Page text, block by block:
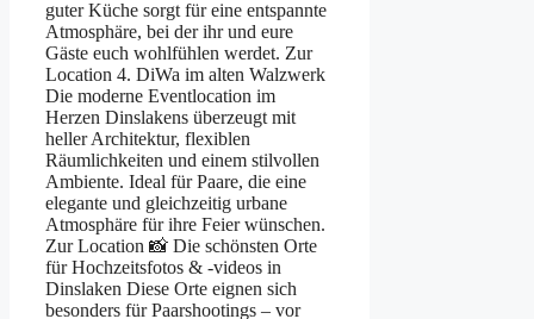
guter Küche sorgt für eine entspannte
Atmosphäre, bei der ihr und eure
Gäste euch wohlfühlen werdet. Zur
Location 4. DiWa im alten Walzwerk
Die moderne Eventlocation im
Herzen Dinslakens überzeugt mit
heller Architektur, flexiblen
Räumlichkeiten und einem stilvollen
Ambiente. Ideal für Paare, die eine
elegante und gleichzeitig urbane
Atmosphäre für ihre Feier wünschen.
Zur Location 📸 Die schönsten Orte
für Hochzeitsfotos & -videos in
Dinslaken Diese Orte eignen sich
besonders für Paarshootings – vor